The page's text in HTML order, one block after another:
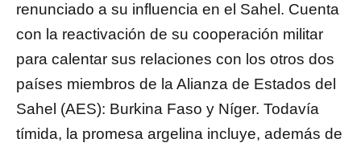
renunciado a su influencia en el Sahel. Cuenta
con la reactivación de su cooperación militar
para calentar sus relaciones con los otros dos
países miembros de la Alianza de Estados del
Sahel (AES): Burkina Faso y Níger. Todavía
tímida, la promesa argelina incluye, además de